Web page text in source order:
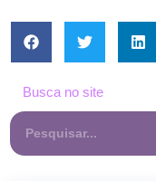
Busca no site